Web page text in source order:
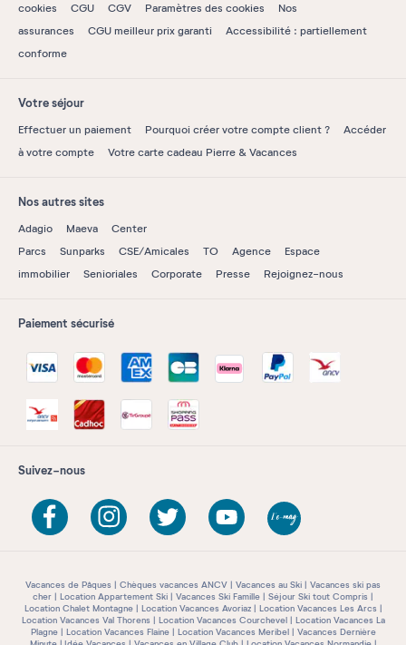
cookies
CGU CGV Paramètres des cookies
Nos
assurances
CGU meilleur prix garanti
Accessibilité : partiellement
conforme
Votre séjour
Effectuer un paiement Pourquoi créer votre compte client ?
Accéder
à votre compte
Votre carte cadeau Pierre & Vacances
Nos autres sites
Adagio Maeva
Center
Parcs
Sunparks CSE/Amicales TO Agence
Espace
immobilier
Senioriales Corporate Presse Rejoignez-nous
Paiement sécurisé
Suivez-nous
Vacances de Pâques Chèques vacances ANCV Vacances au Ski
Vacances ski pas
cher
Location Appartement Ski Vacances Ski Famille
Séjour Ski tout Compris
Location Chalet Montagne
Location Vacances Avoriaz
Location Vacances Les Arcs
Location Vacances Val Thorens
Location Vacances Courchevel
Location Vacances La
Plagne
Location Vacances Flaine Location Vacances Meribel
Vacances Dernière